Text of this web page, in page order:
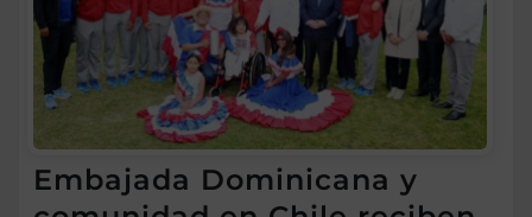
Embajada Dominicana y